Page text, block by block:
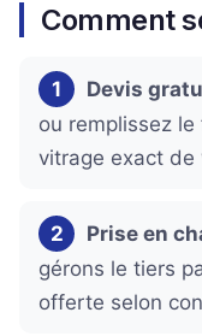
Comment
1 Devis
ou remplissez
vitrage exact de
2 Prise en
gérons le tiers
offerte selon